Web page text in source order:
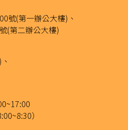
號(第一辦公大樓)、
(第二辦公大樓)
）